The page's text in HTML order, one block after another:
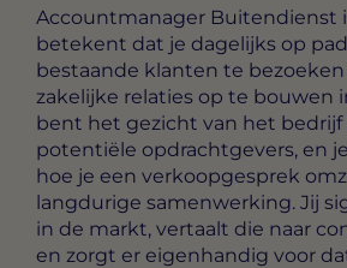
Accountmanager Buitendienst
betekent dat je dagelijks op
bestaande klanten te
zakelijke relaties op te bouwen
bent het gezicht van het
potentiële opdrachtgevers, en
hoe je een verkoopgesprek
langdurige samenwerking. Jij
in de markt, vertaalt die naar
en zorgt er eigenhandig voor